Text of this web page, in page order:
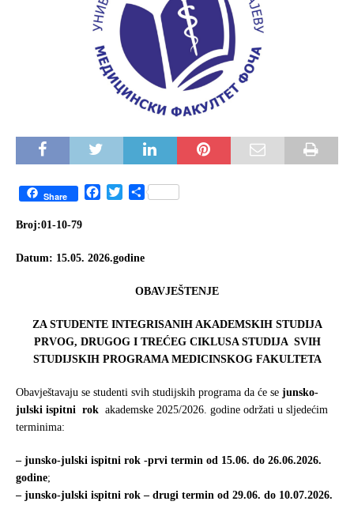
Share
b
t
S
Broj:01-10-79
Datum: 15.05. 2026.godine
OBAVJEŠTENJE
ZA STUDENTE INTEGRISANIH AKADEMSKIH STUDIJA
PRVOG, DRUGOG I TREĆEG CIKLUSA STUDIJA SVIH
STUDIJSKIH PROGRAMA MEDICINSKOG FAKULTETA
Obavještavaju se studenti svih studijskih programa da će se junsko-
julski ispitni rok akademske 2025/2026. godine održati u sljedećim
terminima:
– junsko-julski ispitni rok -prvi termin od 15.06. do 26.06.2026.
godine;
– junsko-julski ispitni rok – drugi termin od 29.06. do 10.07.2026.